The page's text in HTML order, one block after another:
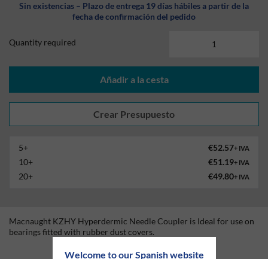
Welcome to our Spanish website
Sin existencias – Plazo de entrega 19 días hábiles a partir de la
fecha de confirmación del pedido
Quantity required
Añadir a la cesta
5+ €52.57+ IVA
10+ €51.19+ IVA
20+ €49.80+ IVA
Macnaught KZHY Hyperdermic Needle Coupler is Ideal for use on
bearings fitted with rubber dust covers.
Technical Information